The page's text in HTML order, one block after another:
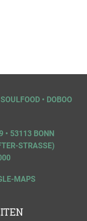
• DOBOO
• 53113 BONN
STRASSE)
MAPS